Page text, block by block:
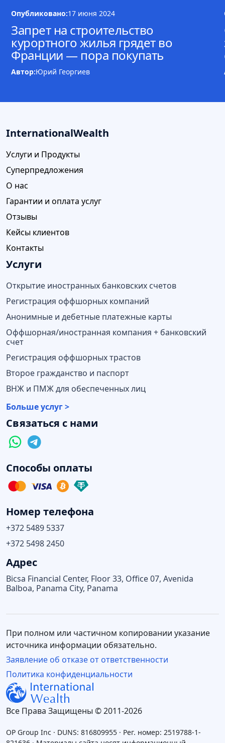
Опубликовано:17 июня 2024
Запрет на строительство
курортного жилья грядет во
Франции — пора покупать
Автор:Юрий Георгиев
InternationalWealth
Услуги и Продукты
Суперпредложения
О нас
Гарантии и оплата услуг
Отзывы
Кейсы клиентов
Контакты
Услуги
Открытие иностранных банковских счетов
Регистрация оффшорных компаний
Анонимные и дебетные платежные карты
Оффшорная/иностранная компания + банковский
счет
Регистрация оффшорных трастов
Второе гражданство и паспорт
ВНЖ и ПМЖ для обеспеченных лиц
Больше услуг >
Связаться с нами
Способы оплаты
Номер телефона
+372 5489 5337
+372 5498 2450
Адрес
Bicsa Financial Center, Floor 33, Office 07, Avenida
Balboa, Panama City, Panama
Все Права Защищены © 2011-2026
Политика конфиденциальности
При полном или частичном копировании указание
источника информации обязательно.
Заявление об отказе от ответственности
OP Group Inc · DUNS: 816809955 · Рег. номер: 2519788-1-